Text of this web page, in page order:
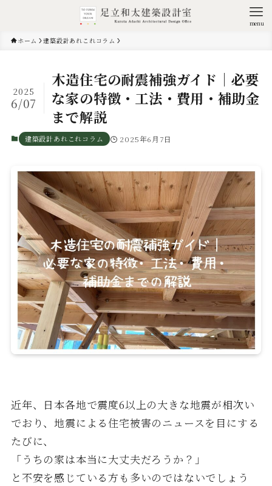
menu
ホーム 建築設計あれこれコラム
木造住宅の耐震補強ガイド｜必要
な家の特徴・工法・費用・補助金
まで解説
2025
6/07
建築設計あれこれコラム 2025年6月7日
近年、日本各地で震度6以上の大きな地震が相次い
でおり、地震による住宅被害のニュースを目にする
たびに、
「うちの家は本当に大丈夫だろうか？」
と不安を感じている方も多いのではないでしょう